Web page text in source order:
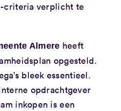
criteria verplicht te
Almere heeft
opgesteld.
bleek essentieel.
opdrachtgever
inkopen is een